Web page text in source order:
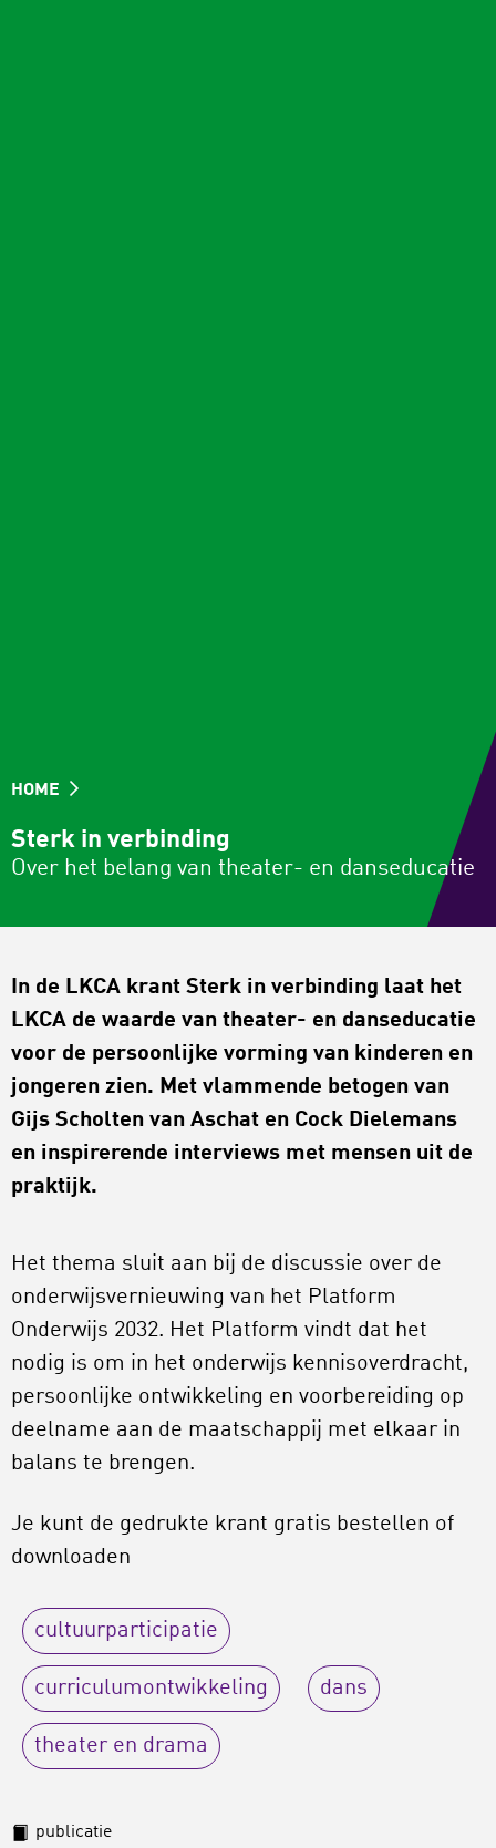
HOME
Sterk in verbinding
Over het belang van theater- en danseducatie
In de LKCA krant Sterk in verbinding laat het
LKCA de waarde van theater- en danseducatie
voor de persoonlijke vorming van kinderen en
jongeren zien. Met vlammende betogen van
Gijs Scholten van Aschat en Cock Dielemans
en inspirerende interviews met mensen uit de
praktijk.
Het thema sluit aan bij de discussie over de
onderwijsvernieuwing van het Platform
Onderwijs 2032. Het Platform vindt dat het
nodig is om in het onderwijs kennisoverdracht,
persoonlijke ontwikkeling en voorbereiding op
deelname aan de maatschappij met elkaar in
balans te brengen.
Je kunt de gedrukte krant gratis bestellen of
downloaden
cultuurparticipatie
curriculumontwikkeling dans
theater en drama
publicatie